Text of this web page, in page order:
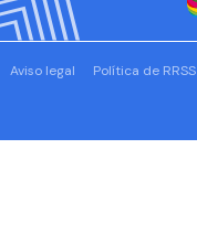
Aviso legal Política de RRSS